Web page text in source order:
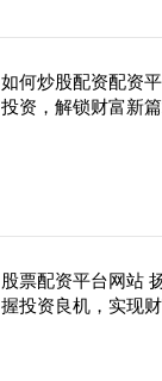
如何炒股配资配资
投资，解锁财富新
股票配资平台网站
握投资良机，实现